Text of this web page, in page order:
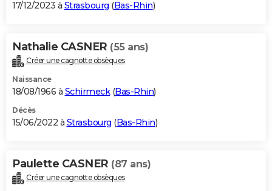
17/12/2023 à Strasbourg (Bas-Rhin)
Nathalie CASNER (55 ans)
Créer une cagnotte obsèques
Naissance
18/08/1966 à Schirmeck(Bas-Rhin)
Décès
15/06/2022 à Strasbourg (Bas-Rhin)
Paulette CASNER (87 ans)
Créer une cagnotte obsèques